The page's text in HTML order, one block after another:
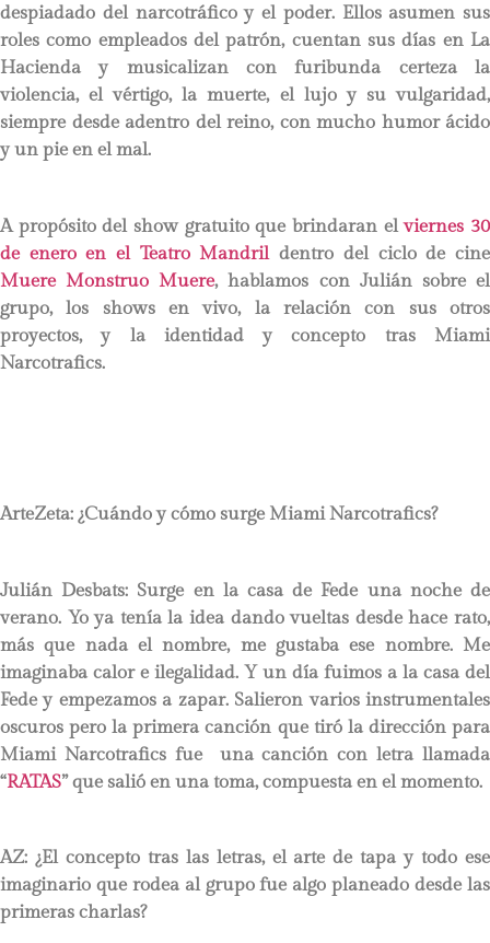
despiadado del narcotráfico y el poder. Ellos asumen sus
roles como empleados del patrón, cuentan sus días en La
Hacienda y musicalizan con furibunda certeza la
violencia, el vértigo, la muerte, el lujo y su vulgaridad,
siempre desde adentro del reino, con mucho humor ácido
y un pie en el mal.
A propósito del show gratuito que brindaran elviernes 30
de enero en el Teatro Mandrildentro del ciclo de cine
Muere Monstruo Muere, hablamos con Julián sobre el
grupo, los shows en vivo, la relación con sus otros
proyectos, y la identidad y concepto tras Miami
Narcotrafics.
ArteZeta: ¿Cuándo y cómo surge Miami Narcotrafics?
Julián Desbats: Surge en la casa de Fede una noche de
verano. Yo ya tenía la idea dando vueltas desde hace rato,
más que nada el nombre, me gustaba ese nombre. Me
imaginaba calor e ilegalidad. Y un día fuimos a la casa del
Fede y empezamos a zapar. Salieron varios instrumentales
oscuros pero la primera canción que tiró la dirección para
Miami Narcotrafics fue una canción con letra llamada
“RATAS” que salió en una toma, compuesta en el momento.
AZ: ¿El concepto tras las letras, el arte de tapa y todo ese
imaginario que rodea al grupo fue algo planeado desde las
primeras charlas?